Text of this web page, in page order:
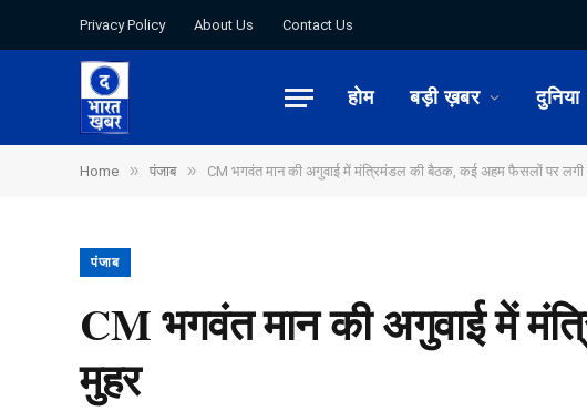
Privacy Policy About Us Contact Us
होम बड़ी ख़बर दुनिया
Home » पंजाब » CM भगवंत मान की अगुवाई में मंत्रिमंडल की बैठक, कई अहम फैसलों पर लगी
पंजाब
CM भगवंत मान की अगुवाई में
मुहर